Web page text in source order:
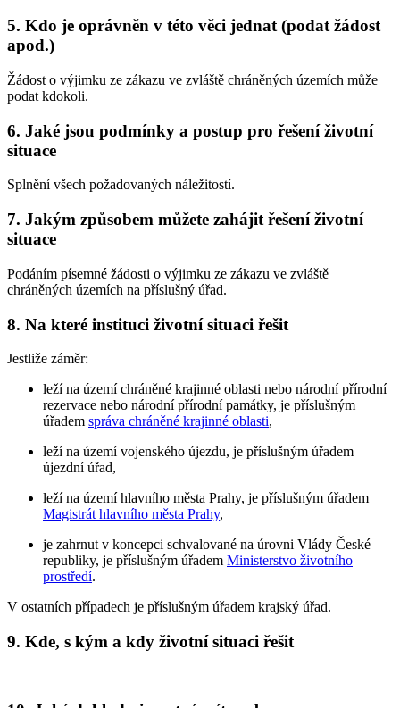
5. Kdo je oprávněn v této věci jednat (podat žádost
apod.)
Žádost o výjimku ze zákazu ve zvláště chráněných územích může
podat kdokoli.
6. Jaké jsou podmínky a postup pro řešení životní
situace
Splnění všech požadovaných náležitostí.
7. Jakým způsobem můžete zahájit řešení životní
situace
Podáním písemné žádosti o výjimku ze zákazu ve zvláště
chráněných územích na příslušný úřad.
8. Na které instituci životní situaci řešit
Jestliže záměr:
leží na území chráněné krajinné oblasti nebo národní přírodní
rezervace nebo národní přírodní památky, je příslušným
úřadem správa chráněné krajinné oblasti,
leží na území vojenského újezdu, je příslušným úřadem
újezdní úřad,
leží na území hlavního města Prahy, je příslušným úřadem
Magistrát hlavního města Prahy,
je zahrnut v koncepci schvalované na úrovni Vlády České
republiky, je příslušným úřadem Ministerstvo životního
prostředí.
V ostatních případech je příslušným úřadem krajský úřad.
9. Kde, s kým a kdy životní situaci řešit